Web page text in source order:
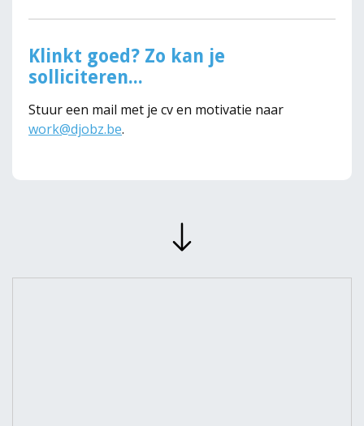
Klinkt goed? Zo kan je
solliciteren...
Stuur een mail met je cv en motivatie naar
work@djobz.be.